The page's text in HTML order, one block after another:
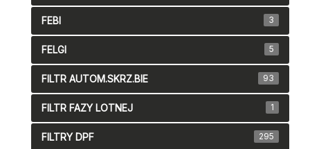
FEBI 3
FELGI 5
FILTR AUTOM.SKRZ.BIE 93
FILTR FAZY LOTNEJ 1
FILTRY DPF 295